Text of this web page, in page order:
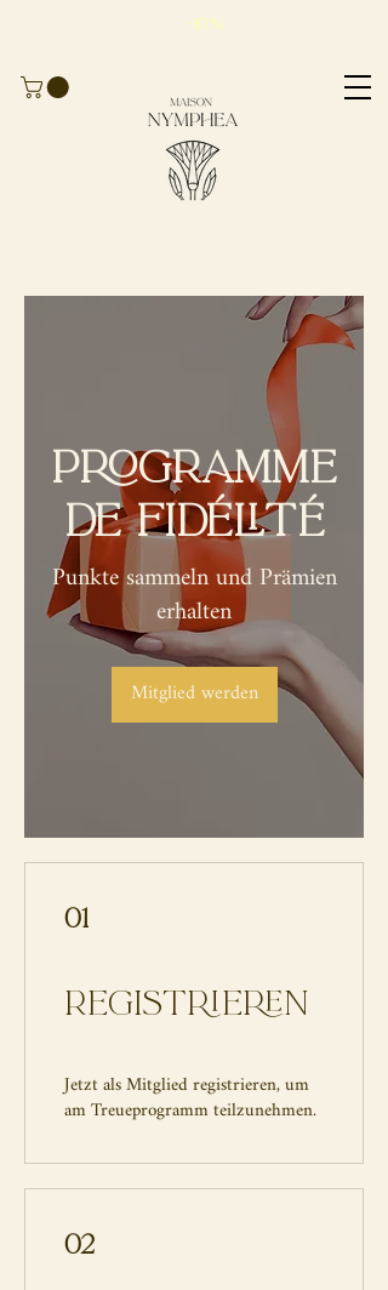
-10 %
Programme
de fidélité
Punkte sammeln und Prämien
erhalten
Mitglied werden
01
Registrieren
Jetzt als Mitglied registrieren, um
am Treueprogramm teilzunehmen.
02